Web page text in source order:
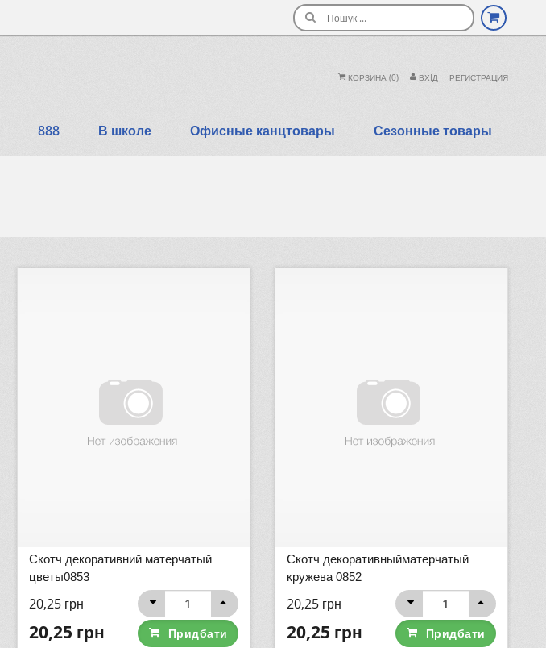
Поиск
КОРЗИНА (0) ВХIД РЕГИСТРАЦИЯ
888 В школе Офисные канцтовары Сезонные товары
Скотч декоративний матерчатый
цветы0853
20,25 грн
20,25 грн Придбати
Скотч декоративныйматерчатый
кружева 0852
20,25 грн
20,25 грн Придбати